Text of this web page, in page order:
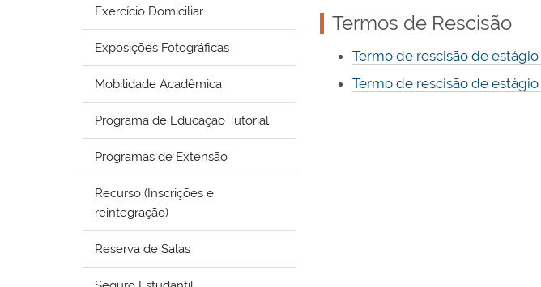
Exercício Domiciliar
Exposições Fotográficas
Mobilidade Acadêmica
Programa de Educação Tutorial
Programas de Extensão
Recurso (Inscrições e
reintegração)
Reserva de Salas
Termos de Rescisão
Termo de rescisão de estágio
Termo de rescisão de